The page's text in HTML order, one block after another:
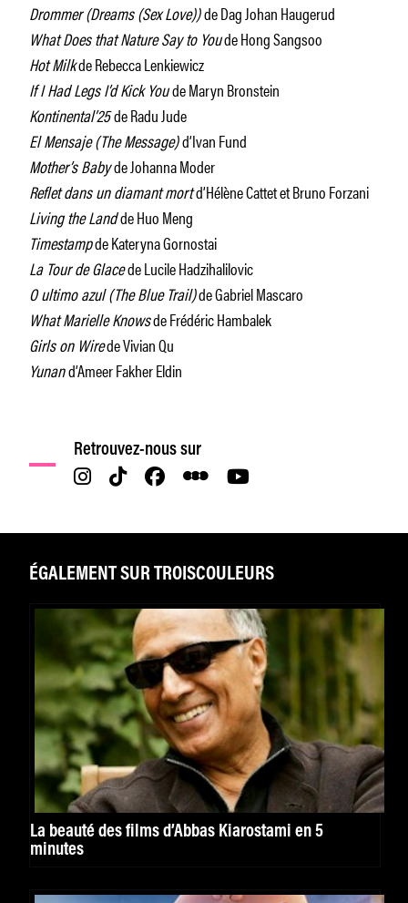
Drommer (Dreams (Sex Love))de Dag Johan Haugerud
What Does that Nature Say to Youde Hong Sangsoo
Hot Milkde Rebecca Lenkiewicz
If I Had Legs I’d Kick Youde Maryn Bronstein
Kontinental’25de Radu Jude
El Mensaje (The Message)d’Ivan Fund
Mother’s Babyde Johanna Moder
Reflet dans un diamant mortd’Hélène Cattet et Bruno Forzani
Living the Landde Huo Meng
Timestampde Kateryna Gornostai
La Tour de Glacede Lucile Hadzihalilovic
O ultimo azul (The Blue Trail)de Gabriel Mascaro
What Marielle Knowsde Frédéric Hambalek
Girls on Wirede Vivian Qu
Yunand’Ameer Fakher Eldin
Retrouvez-nous sur
ÉGALEMENT SUR TROISCOULEURS
La beauté des films d’Abbas Kiarostami en 5
minutes